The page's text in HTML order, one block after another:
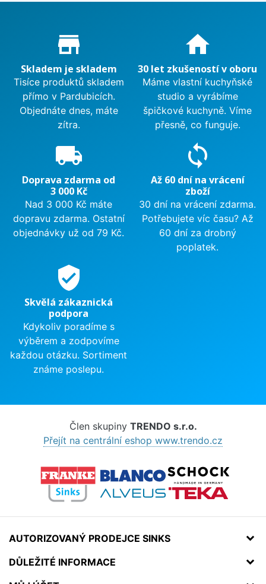
Proč nakupovat u nás?
store_mall_directory
Skladem je skladem
Tisíce produktů skladem
přímo v Pardubicích.
Objednáte dnes, máte
zítra.
home
30 let zkušeností v oboru
Máme vlastní kuchyňské
studio a vyrábíme
špičkové kuchyně. Víme
přesně, co funguje.
local_shipping
Doprava zdarma od
3 000 Kč
Nad 3 000 Kč máte
dopravu zdarma. Ostatní
objednávky už od 79 Kč.
sync
Až 60 dní na vrácení
zboží
30 dní na vrácení zdarma.
Potřebujete víc času? Až
60 dní za drobný
poplatek.
verified_user
Skvělá zákaznická
podpora
Kdykoliv poradíme s
výběrem a zodpovíme
každou otázku. Sortiment
známe poslepu.
Člen skupiny TRENDO s.r.o.
Přejít na centrální eshop www.trendo.cz
AUTORIZOVANÝ PRODEJCE SINKS
DŮLEŽITÉ INFORMACE